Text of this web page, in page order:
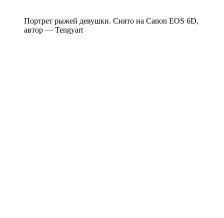
Портрет рыжей девушки. Снято на Canon EOS 6D,
автор — Tengyart